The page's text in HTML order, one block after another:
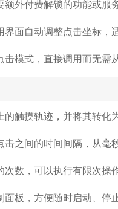
额外付费解锁的功能或服
界面自动调整点击坐标，
击模式，直接调用而无需
的触摸轨迹，并将其转化
击之间的时间间隔，从毫
次数，可以执行有限次操
面板，方便随时启动、停